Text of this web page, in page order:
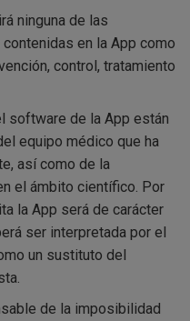
ninguna de las
en la App como
control, tratamiento
software de la App están
equipo médico que ha
así como de la
el ámbito científico. Por
la App será de carácter
ser interpretada por el
un sustituto del
de la imposibilidad